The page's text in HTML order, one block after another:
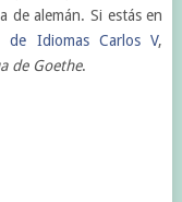
de alemán. Si estás en
de Idiomas Carlos V,
de Goethe.